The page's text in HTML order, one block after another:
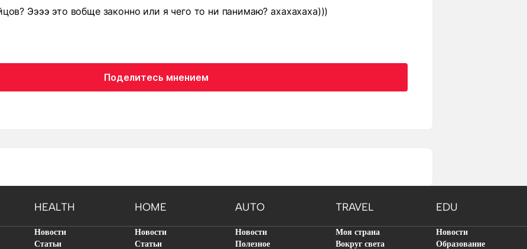
Ээээ это вобще законно или я чего то ни панимаю? ахахахаха)))
Поделитесь мнением
HEALTH HOME AUTO TRAVEL EDU
Новости
Статьи
Новости
Статьи
Новости
Полезное
Моя страна
Вокруг света
Новости
Образование